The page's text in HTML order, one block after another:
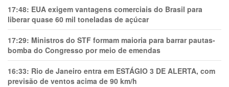
17:48: EUA exigem vantagens comerciais do Brasil para
liberar quase 60 mil toneladas de açúcar
17:29: Ministros do STF formam maioria para barrar pautas-
bomba do Congresso por meio de emendas
16:33: Rio de Janeiro entra em ESTÁGIO 3 DE ALERTA, com
previsão de ventos acima de 90 km/h